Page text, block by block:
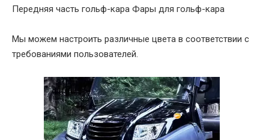
Передняя часть гольф-кара Фары для гольф-кара
Мы можем настроить различные цвета в соответствии с
требованиями пользователей.